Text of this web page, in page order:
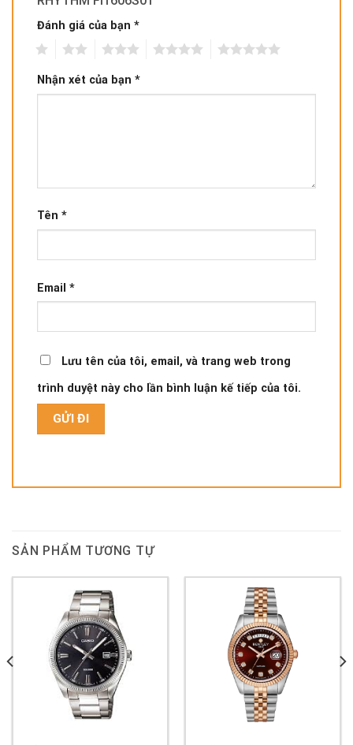
Đánh giá của bạn *
Nhận xét của bạn *
Tên *
Email *
Lưu tên của tôi, email, và trang web trong
trình duyệt này cho lần bình luận kế tiếp của tôi.
SẢN PHẨM TƯƠNG TỰ